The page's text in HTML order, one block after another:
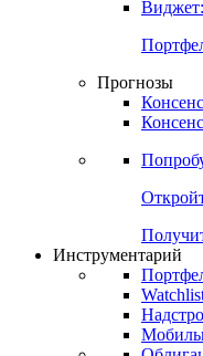
Виджет:
Прогнозы
Инструментарий